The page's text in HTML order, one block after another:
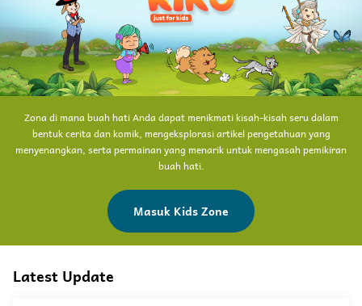
Zona di mana buah hati Anda dapat menikmati kisah-kisah seru dalam
bentuk cerita dan komik, mengeksplorasi artikel pengetahuan yang
menyenangkan, serta permainan yang menarik untuk mengasah pemikiran
buah hati.
Masuk Kids Zone
Latest Update